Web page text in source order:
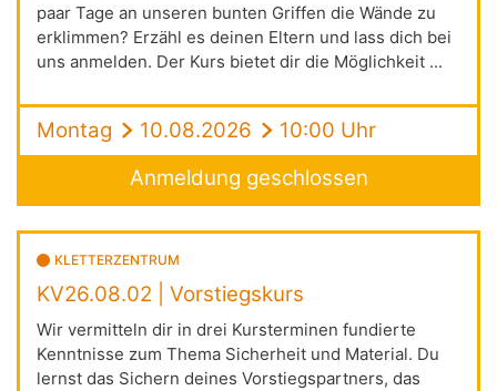
paar Tage an unseren bunten Griffen die Wände zu
erklimmen? Erzähl es deinen Eltern und lass dich bei
uns anmelden. Der Kurs bietet dir die Möglichkeit ...
Montag 10.08.2026
10:00 Uhr
Anmeldung geschlossen
KLETTERZENTRUM
KV26.08.02 | Vorstiegskurs
Wir vermitteln dir in drei Kursterminen fundierte
Kenntnisse zum Thema Sicherheit und Material. Du
lernst das Sichern deines Vorstiegspartners, das